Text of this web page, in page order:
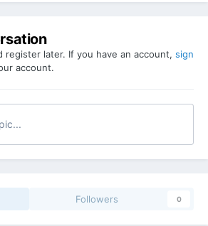
register later. If you have an account, sign
account.
Followers 0